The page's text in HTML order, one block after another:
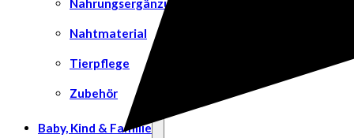
Nahtmaterial
Tierpflege
Zubehör
Baby, Kind & Familie